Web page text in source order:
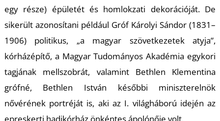
egy része) épületét és homlokzati dekorációját. De
sikerült azonosítani például Gróf Károlyi Sándor (1831–
1906) politikus, „a magyar szövetkezetek atyja”,
kórházépítő, a Magyar Tudományos Akadémia egykori
tagjának mellszobrát, valamint Bethlen Klementina
grófné, Bethlen István későbbi miniszterelnök
nővérének portréját is, aki az I. világháború idején az